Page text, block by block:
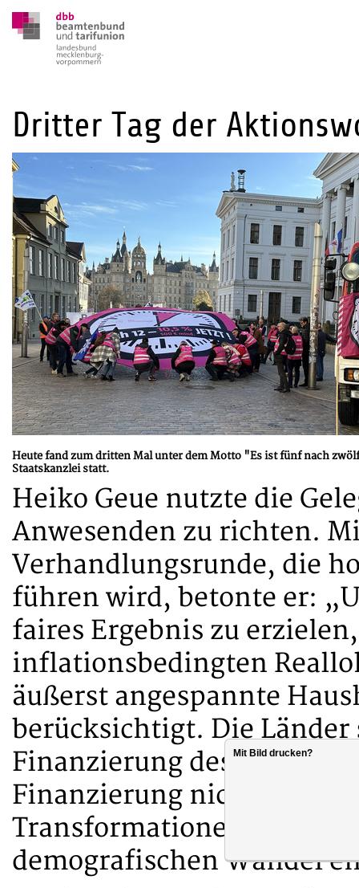
Dritter Tag der
Heute fand zum dritten Mal unter dem Motto "Es ist fünf nach
Staatskanzlei statt.
Heiko Geue nutzte die
Anwesenden zu richten.
Verhandlungsrunde, die
führen wird, betonte er:
faires Ergebnis zu
inflationsbedingten
äußerst angespannte
berücksichtigt. Die
Finanzierung des
Finanzierung nicht
Transformationen zur
demografischen Wandel
Mit Bild drucken?